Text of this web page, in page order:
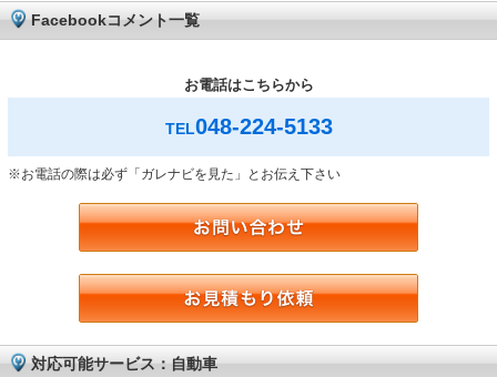
Facebookコメント一覧
お電話はこちらから
TEL048-224-5133
※お電話の際は必ず「ガレナビを見た」とお伝え下さい
対応可能サービス：自動車